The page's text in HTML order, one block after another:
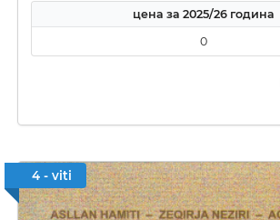
цена за 2025/26 година
0
4 - viti